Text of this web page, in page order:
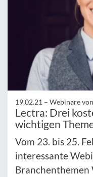
19.02.21 – Webinare
Lectra: Drei
wichtigen
Vom 23. bis 25.
interessante